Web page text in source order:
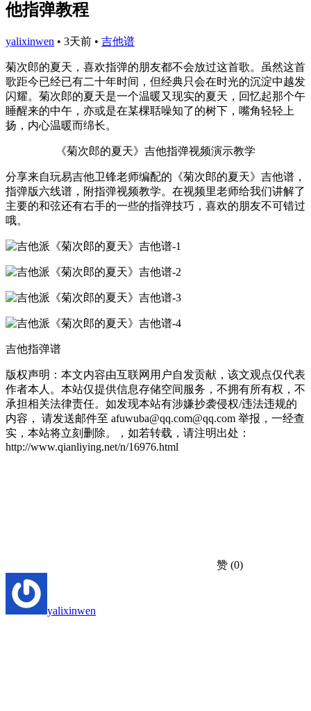
他指弹教程
yalixinwen • 3天前 • 吉他谱
菊次郎的夏天，喜欢指弹的朋友都不会放过这首歌。虽然这首
歌距今已经已有二十年时间，但经典只会在时光的沉淀中越发
闪耀。菊次郎的夏天是一个温暖又现实的夏天，回忆起那个午
睡醒来的中午，亦或是在某棵聒噪知了的树下，嘴角轻轻上
扬，内心温暖而绵长。
《菊次郎的夏天》吉他指弹视频演示教学
分享来自玩易吉他卫锋老师编配的《菊次郎的夏天》吉他谱，
指弹版六线谱，附指弹视频教学。在视频里老师给我们讲解了
主要的和弦还有右手的一些的指弹技巧，喜欢的朋友不可错过
哦。
吉他指弹谱
版权声明：本文内容由互联网用户自发贡献，该文观点仅代表
作者本人。本站仅提供信息存储空间服务，不拥有所有权，不
承担相关法律责任。如发现本站有涉嫌抄袭侵权/违法违规的
内容， 请发送邮件至 afuwuba@qq.com@qq.com 举报，一经查
实，本站将立刻删除。，如若转载，请注明出处：
http://www.qianliying.net/n/16976.html
赞 (0)
yalixinwen